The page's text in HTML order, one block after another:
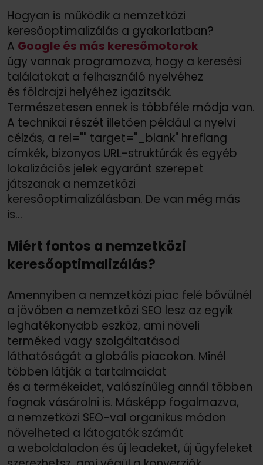
Hogyan is működik a nemzetközi
keresőoptimalizálás a gyakorlatban?
A Google és más keresőmotorok
úgy vannak programozva, hogy a keresési
találatokat a felhasználó nyelvéhez
és földrajzi helyéhez igazítsák.
Természetesen ennek is többféle módja van.
A technikai részét illetően például a nyelvi
célzás, a rel="" target="_blank" hreflang
címkék, bizonyos URL-struktúrák és egyéb
lokalizációs jelek egyaránt szerepet
játszanak a nemzetközi
keresőoptimalizálásban. De van még más
is…
Miért fontos a nemzetközi
keresőoptimalizálás?
Amennyiben a nemzetközi piac felé bővülnél
a jövőben a nemzetközi SEO lesz az egyik
leghatékonyabb eszköz, ami növeli
terméked vagy szolgáltatásod
láthatóságát a globális piacokon. Minél
többen látják a tartalmaidat
és a termékeidet, valószínűleg annál többen
fognak vásárolni is. Másképp fogalmazva,
a nemzetközi SEO-val organikus módon
növelheted a látogatók számát
a weboldaladon és új leadeket, új ügyfeleket